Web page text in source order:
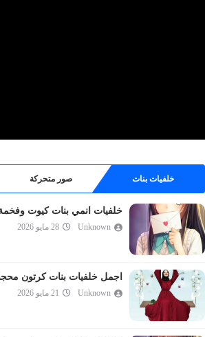
خلفيات بنات صور متحركة
خلفيات انمي بنات كيوت وفخمة
Unknown 28 مايو 2026
اجمل خلفيات بنات كرتون
Unknown 21 مايو 2026